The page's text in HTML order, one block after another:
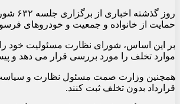
حمایت از خانواده و جمعیت و خودروهای
بر این اساس، شورای نظارت مسئولیت خود را
موارد تخلف را مورد بررسی قرار می دهد و
همچنین وزارت صمت مسئول نظارت و سیاست
قرارداد بدون تخلف ثبت کنند.